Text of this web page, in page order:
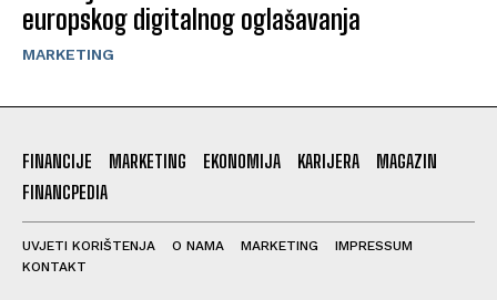
europskog digitalnog oglašavanja
MARKETING
FINANCIJE MARKETING EKONOMIJA KARIJERA
MAGAZIN
FINANCPEDIA
UVJETI KORIŠTENJA O NAMA MARKETING
IMPRESSUM
KONTAKT